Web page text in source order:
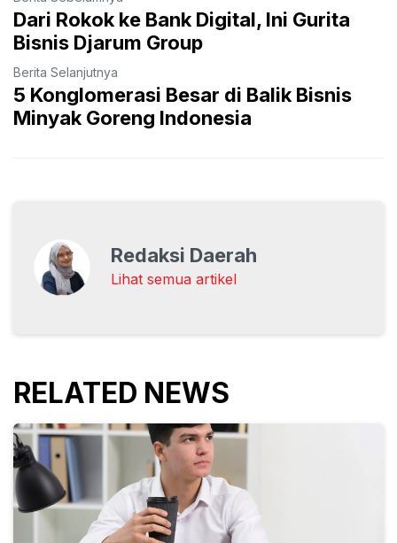
Dari Rokok ke Bank Digital, Ini Gurita
Bisnis Djarum Group
Berita Selanjutnya
5 Konglomerasi Besar di Balik Bisnis
Minyak Goreng Indonesia
Redaksi Daerah
Lihat semua artikel
RELATED NEWS